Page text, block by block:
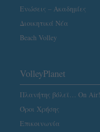
Ενώσεις – Ακαδημίες
Διοικητικά Νέα
Beach Volley
VolleyPlanet
Πλανήτης βόλεϊ… On Air!
Όροι Χρήσης
Επικοινωνία